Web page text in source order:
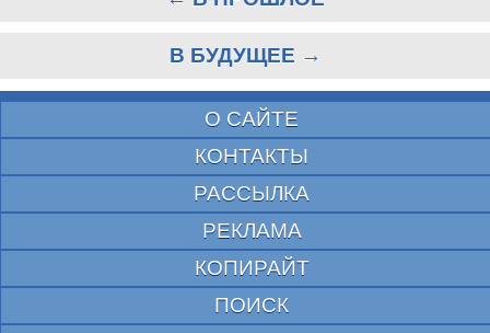
В БУДУЩЕЕ →
О САЙТЕ
КОНТАКТЫ
РАССЫЛКА
РЕКЛАМА
КОПИРАЙТ
ПОИСК